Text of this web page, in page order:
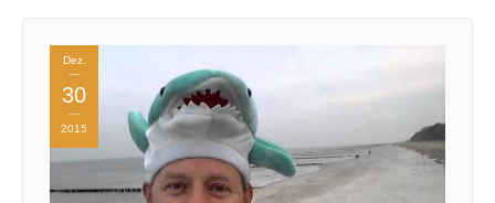
Dez.
30
2015